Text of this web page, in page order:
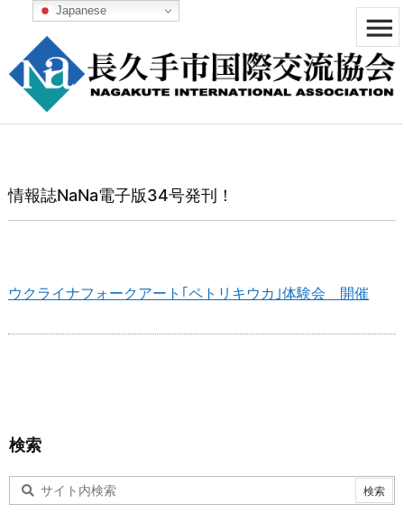


メニュ
次へ
情報誌NaNa電子版34号発刊！
ウクライナフォークアート｢ペトリキウカ｣体験会 開催
検索
Japanese